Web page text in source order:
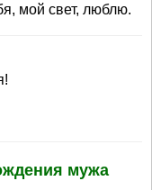
мой свет, люблю.
мужа